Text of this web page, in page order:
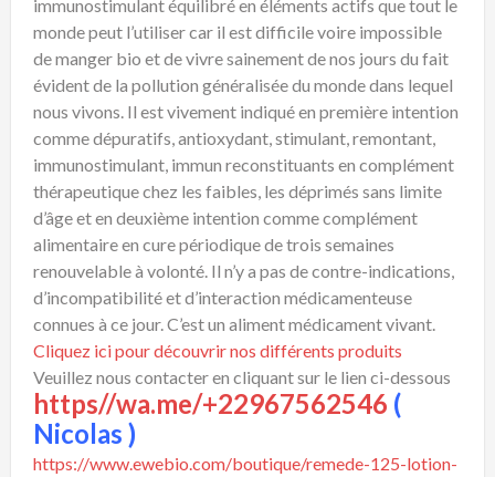
immunostimulant équilibré en éléments actifs que tout le
monde peut l’utiliser car il est difficile voire impossible
de manger bio et de vivre sainement de nos jours du fait
évident de la pollution généralisée du monde dans lequel
nous vivons. Il est vivement indiqué en première intention
comme dépuratifs, antioxydant, stimulant, remontant,
immunostimulant, immun reconstituants en complément
thérapeutique chez les faibles, les déprimés sans limite
d’âge et en deuxième intention comme complément
alimentaire en cure périodique de trois semaines
renouvelable à volonté. Il n’y a pas de contre-indications,
d’incompatibilité et d’interaction médicamenteuse
connues à ce jour. C’est un aliment médicament vivant.
Cliquez ici pour découvrir nos différents produits
Veuillez nous contacter en cliquant sur le lien ci-dessous
https//wa.me/+22967562546 (
Nicolas )
https://www.ewebio.com/boutique/remede-125-lotion-